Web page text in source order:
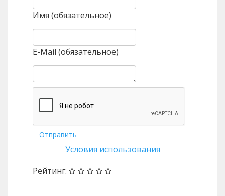
Имя (обязательное)
E-Mail (обязательное)
Отправить
Условия использования
Рейтинг: